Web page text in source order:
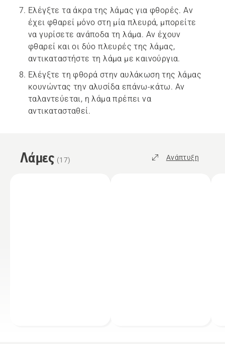
Ελέγξτε τα άκρα της λάμας για φθορές. Αν
έχει φθαρεί μόνο στη μία πλευρά, μπορείτε
να γυρίσετε ανάποδα τη λάμα. Αν έχουν
φθαρεί και οι δύο πλευρές της λάμας,
αντικαταστήστε τη λάμα με καινούργια.
Ελέγξτε τη φθορά στην αυλάκωση της λάμας
κουνώντας την αλυσίδα επάνω-κάτω. Αν
ταλαντεύεται, η λάμα πρέπει να
αντικατασταθεί.
Λάμες (17) Ανάπτυξη